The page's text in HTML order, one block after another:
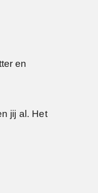
en
jij al. Het